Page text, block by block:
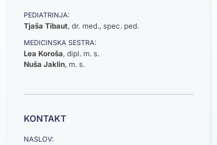
PEDIATRINJA:
Tjaša Tibaut, dr. med., spec. ped.
MEDICINSKA SESTRA:
Lea Koroša, dipl. m. s.
Nuša Jaklin, m. s.
KONTAKT
NASLOV: